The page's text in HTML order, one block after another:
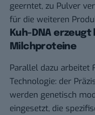
geerntet, zu Pulver
für die weiteren
Kuh-DNA
Milchproteine
Parallel dazu arbeitet
Technologie: der
werden genetisch
eingesetzt, die